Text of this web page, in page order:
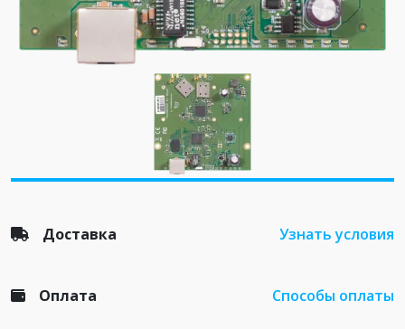
Доставка Узнать условия
Оплата Способы оплаты